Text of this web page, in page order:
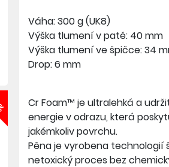
Váha: 300 g (UK8)
Výška tlumení v patě: 40 mm
Výška tlumení ve špičce: 34
Drop: 6 mm
Cr Foam™ je ultralehká a
energie v odrazu, která
jakémkoliv povrchu.
Pěna je vyrobena
netoxický proces bez